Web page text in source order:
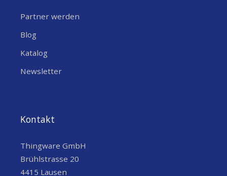
Partner werden
Blog
Katalog
Newsletter
Kontakt
Thingware GmbH
Brühlstrasse 20
4415 Lausen